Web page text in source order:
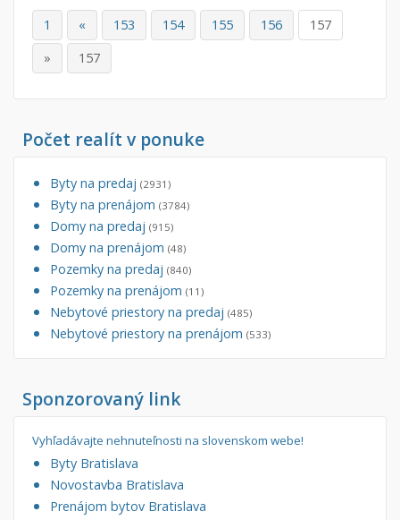
1 « 153 154 155 156
157
»
157
Počet realít v ponuke
Byty na predaj (2931)
Byty na prenájom (3784)
Domy na predaj (915)
Domy na prenájom (48)
Pozemky na predaj (840)
Pozemky na prenájom (11)
Nebytové priestory na predaj (485)
Nebytové priestory na prenájom (533)
Sponzorovaný link
Vyhľadávajte nehnuteľnosti na slovenskom webe!
Byty Bratislava
Novostavba Bratislava
Prenájom bytov Bratislava